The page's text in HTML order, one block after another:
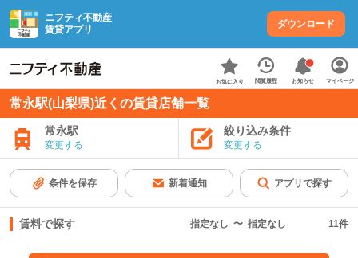
ニフティ不動産
賃貸アプリ
ダウンロード
お気に入り 閲覧履歴 お知らせ マイページ
常永駅(山梨県)近くの賃貸店舗一覧
常永駅
変更する
絞り込み条件
変更する
条件を保存 新着通知 アプリで探す
賃料で探す 指定なし 〜 指定なし 11件